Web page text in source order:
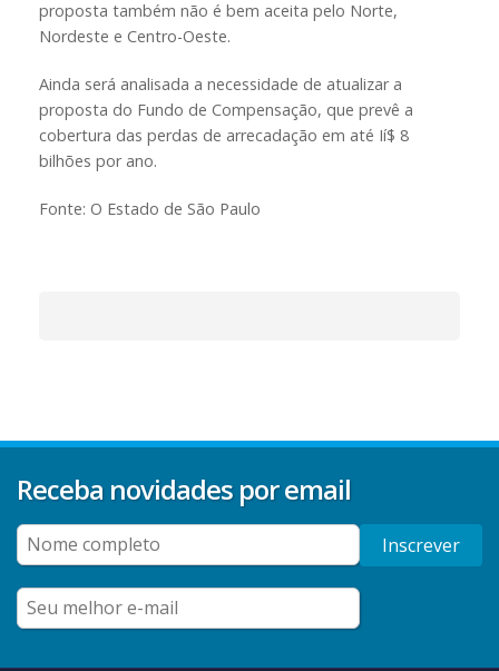
proposta também não é bem aceita pelo Norte,
Nordeste e Centro-Oeste.
Ainda será analisada a necessidade de atualizar a
proposta do Fundo de Compensação, que prevê a
cobertura das perdas de arrecadação em até Ií$ 8
bilhões por ano.
Fonte: O Estado de São Paulo
Receba novidades por email
Inscrever